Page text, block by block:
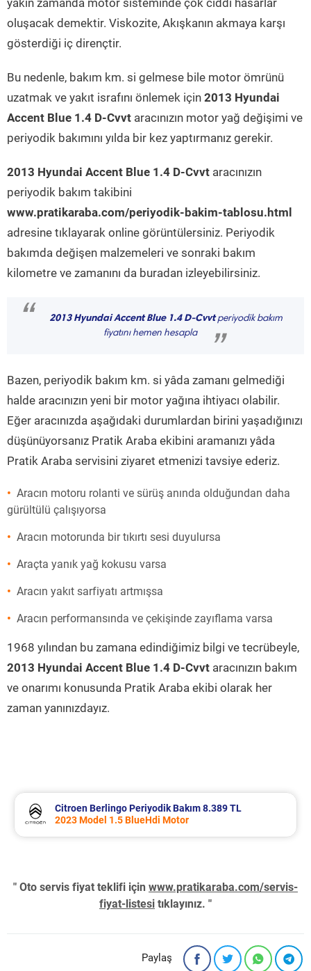
yakın zamanda motor sisteminde çok ciddi hasarlar
oluşacak demektir. Viskozite, Akışkanın akmaya karşı
gösterdiği iç dirençtir.
Bu nedenle, bakım km. si gelmese bile motor ömrünü
uzatmak ve yakıt israfını önlemek için 2013 Hyundai
Accent Blue 1.4 D-Cvvt aracınızın motor yağ değişimi ve
periyodik bakımını yılda bir kez yaptırmanız gerekir.
2013 Hyundai Accent Blue 1.4 D-Cvvt aracınızın
periyodik bakım takibini
www.pratikaraba.com/periyodik-bakim-tablosu.html
adresine tıklayarak online görüntülersiniz. Periyodik
bakımda değişen malzemeleri ve sonraki bakım
kilometre ve zamanını da buradan izleyebilirsiniz.
“ 2013 Hyundai Accent Blue 1.4 D-Cvvtperiyodik bakım
fiyatını hemen hesapla
”
Bazen, periyodik bakım km. si yâda zamanı gelmediği
halde aracınızın yeni bir motor yağına ihtiyacı olabilir.
Eğer aracınızda aşağıdaki durumlardan birini yaşadığınızı
düşünüyorsanız Pratik Araba ekibini aramanızı yâda
Pratik Araba servisini ziyaret etmenizi tavsiye ederiz.
Aracın motoru rolanti ve sürüş anında olduğundan daha
gürültülü çalışıyorsa
Aracın motorunda bir tıkırtı sesi duyulursa
Araçta yanık yağ kokusu varsa
Aracın yakıt sarfiyatı artmışsa
Aracın performansında ve çekişinde zayıflama varsa
1968 yılından bu zamana edindiğimiz bilgi ve tecrübeyle,
2013 Hyundai Accent Blue 1.4 D-Cvvt aracınızın bakım
ve onarımı konusunda Pratik Araba ekibi olarak her
zaman yanınızdayız.
Citroen Berlingo Periyodik Bakım 8.389 TL
2023 Model 1.5 BlueHdi Motor
" Oto servis fiyat teklifi için www.pratikaraba.com/servis-
fiyat-listesi tıklayınız. "
Paylaş